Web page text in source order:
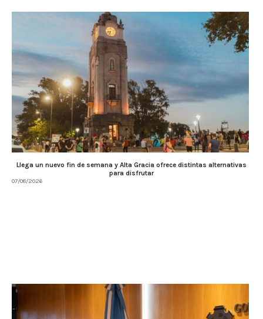
Llega un nuevo fin de semana y Alta Gracia ofrece distintas alternativas
para disfrutar
07/08/2026